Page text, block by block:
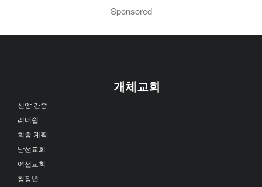
Sponsored
개체교회
신앙 간증
리더쉽
회중 계획
남선교회
여선교회
청장년